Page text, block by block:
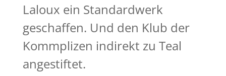
Laloux ein Standardwerk
geschaffen. Und den Klub der
Kommplizen indirekt zu Teal
angestiftet.